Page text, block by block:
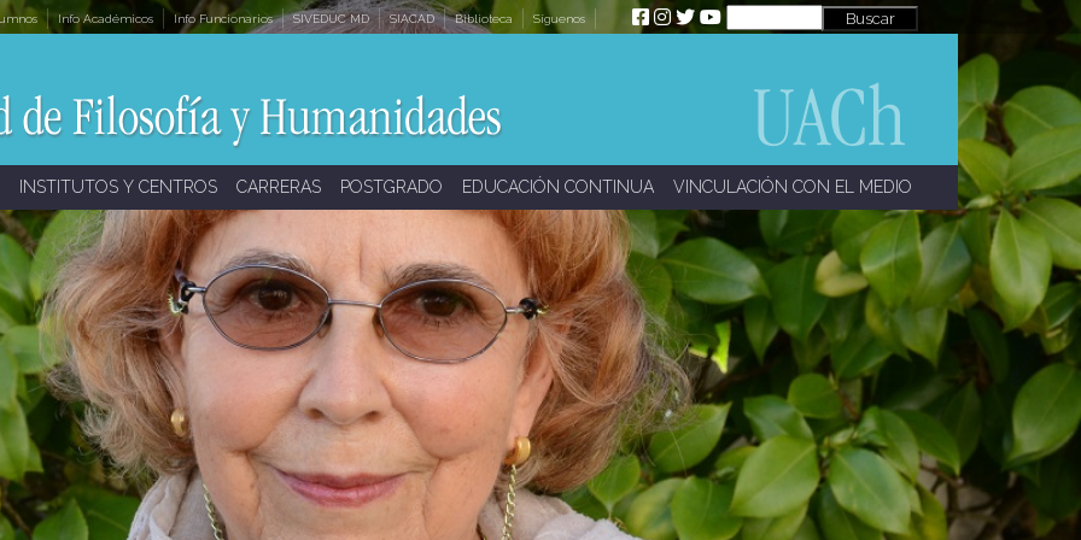
Info Académicos Info Funcionarios SIVEDUC MD SIACAD Biblioteca Síguenos
INSTITUTOS Y CENTROS CARRERAS POSTGRADO EDUCACIÓN CONTINUA VINCULACIÓN CON EL MEDIO